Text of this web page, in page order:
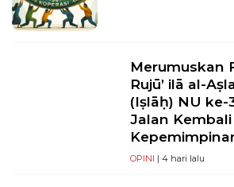
Merumuskan
Rujū’ ilā al-
(Iṣlāḥ) NU ke-
Jalan
OPINI | 4 hari lalu